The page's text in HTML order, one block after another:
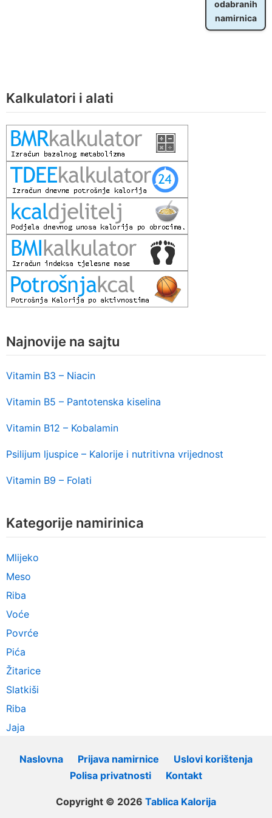
Kalkulatori i alati
Najnovije na sajtu
Vitamin B3 – Niacin
Vitamin B5 – Pantotenska kiselina
Vitamin B12 – Kobalamin
Psilijum ljuspice – Kalorije i nutritivna vrijednost
Vitamin B9 – Folati
Kategorije namirinica
Mlijeko
Meso
Riba
Voće
Povrće
Pića
Žitarice
Slatkiši
Riba
Jaja
Naslovna Prijava namirnice
Uslovi korištenja
Polisa privatnosti
Kontakt
Copyright © 2026 Tablica Kalorija
odabranih
namirnica